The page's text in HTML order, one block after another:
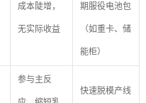
成本陡增，
无实际收益
期服役电池包
（如重卡、储
能柜）
参与主反
快速脱模产线